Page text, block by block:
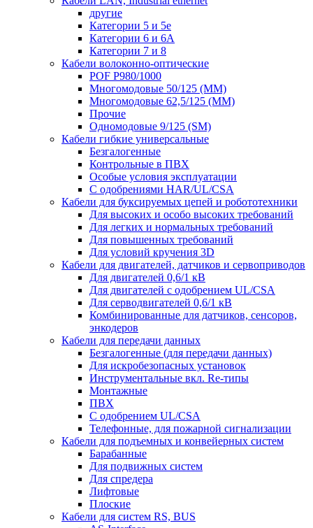
другие
Категории 5 и 5е
Категории 6 и 6A
Категории 7 и 8
Кабели волоконно-оптические
POF P980/1000
Многомодовые 50/125 (ММ)
Многомодовые 62,5/125 (ММ)
Прочие
Одномодовые 9/125 (SM)
Кабели гибкие универсальные
Безгалогенные
Контрольные в ПВХ
Особые условия эксплуатации
С одобрениями HAR/UL/CSA
Кабели для буксируемых цепей и робототехники
Для высоких и особо высоких требований
Для легких и нормальных требований
Для повышенных требований
Для условий кручения 3D
Кабели для двигателей, датчиков и сервоприводов
Для двигателей 0,6/1 кВ
Для двигателей с одобрением UL/CSA
Для серводвигателей 0,6/1 кВ
Комбинированные для датчиков, cенсоров,
энкодеров
Кабели для передачи данных
Безгалогенные (для передачи данных)
Для искробезопасных установок
Инструментальные вкл. Re-типы
Монтажные
ПВХ
С одобрением UL/CSA
Телефонные, для пожарной сигнализации
Кабели для подъемных и конвейерных систем
Барабанные
Для подвижных систем
Для спредера
Лифтовые
Плоские
Кабели для систем RS, BUS